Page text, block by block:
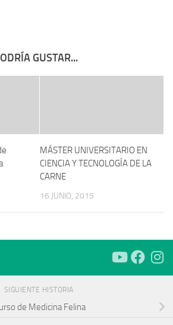
GUSTAR...
MÁSTER UNIVERSITARIO EN
CIENCIA Y TECNOLOGÍA DE LA
CARNE
16 JUNIO, 2015
SIGUIENTE HISTORIA
de Medicina Felina